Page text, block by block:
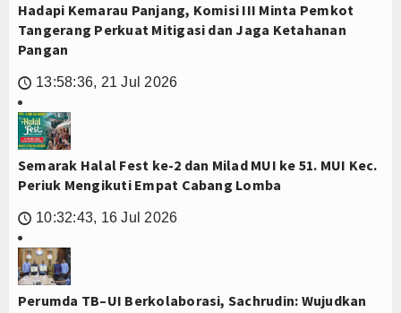
Hadapi Kemarau Panjang, Komisi III Minta Pemkot
Tangerang Perkuat Mitigasi dan Jaga Ketahanan
Pangan
🕔 13:58:36, 21 Jul 2026
Semarak Halal Fest ke-2 dan Milad MUI ke 51. MUI Kec.
Periuk Mengikuti Empat Cabang Lomba
🕔 10:32:43, 16 Jul 2026
Perumda TB–UI Berkolaborasi, Sachrudin: Wujudkan